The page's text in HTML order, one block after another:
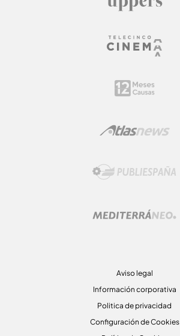
Aviso legal
Información corporativa
Politica de privacidad
Configuración de Cookies